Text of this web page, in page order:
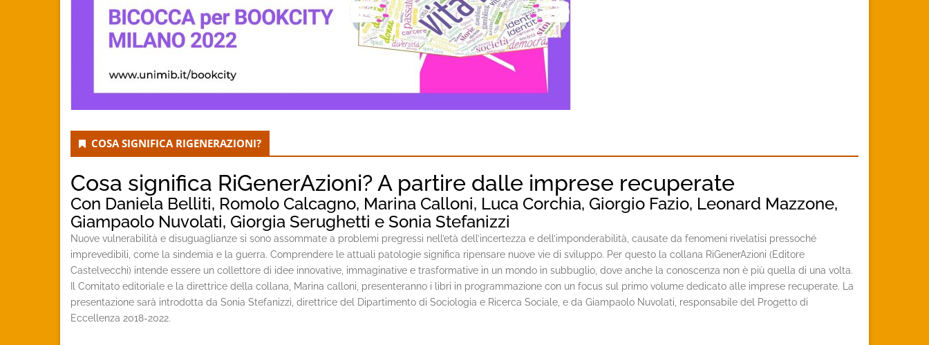
COSA SIGNIFICA RIGENERAZIONI?
Cosa significa RiGenerAzioni? A partire dalle imprese recuperate
Con Daniela Belliti, Romolo Calcagno, Marina Calloni, Luca Corchia, Giorgio Fazio, Leonard Mazzone,
Giampaolo Nuvolati, Giorgia Serughetti e Sonia Stefanizzi
Nuove vulnerabilità e disuguaglianze si sono assommate a problemi pregressi nell’età dell’incertezza e dell’imponderabilità, causate da fenomeni rivelatisi pressoché
imprevedibili, come la sindemia e la guerra. Comprendere le attuali patologie significa ripensare nuove vie di sviluppo. Per questo la collana RiGenerAzioni (Editore
Castelvecchi) intende essere un collettore di idee innovative, immaginative e trasformative in un mondo in subbuglio, dove anche la conoscenza non è più quella di una volta.
Il Comitato editoriale e la direttrice della collana, Marina calloni, presenteranno i libri in programmazione con un focus sul primo volume dedicato alle imprese recuperate. La
presentazione sarà introdotta da Sonia Stefanizzi, direttrice del Dipartimento di Sociologia e Ricerca Sociale, e da Giampaolo Nuvolati, responsabile del Progetto di
Eccellenza 2018-2022.